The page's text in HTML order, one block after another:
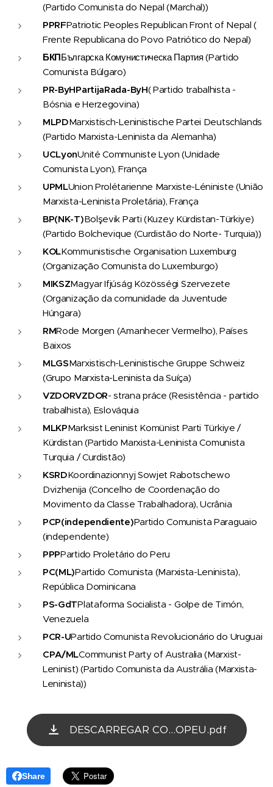
(Partido Comunista do Nepal (Marchal))
PPRFPatriotic Peoples Republican Front of Nepal (
Frente Republicana do Povo Patriótico do Nepal)
БКПБългарска Комунистическа Партия (Partido
Comunista Búlgaro)
PR-ByHPartijaRada-ByH( Partido trabalhista -
Bósnia e Herzegovina)
MLPDMarxistisch-Leninistische Partei Deutschlands
(Partido Marxista-Leninista da Alemanha)
UCLyonUnité Communiste Lyon (Unidade
Comunista Lyon), França
UPMLUnion Prolétarienne Marxiste-Léniniste (União
Marxista-Leninista Proletária), França
BP(NK-T)Bolşevik Parti (Kuzey Kürdistan-Türkiye)
(Partido Bolchevique (Curdistão do Norte- Turquia))
KOLKommunistische Organisation Luxemburg
(Organização Comunista do Luxemburgo)
MIKSZMagyar Ifjúság Közösségi Szervezete
(Organização da comunidade da Juventude
Húngara)
RMRode Morgen (Amanhecer Vermelho), Países
Baixos
MLGSMarxistisch-Leninistische Gruppe Schweiz
(Grupo Marxista-Leninista da Suíça)
VZDORVZDOR- strana práce (Resistência - partido
trabalhista), Eslováquia
MLKPMarksist Leninist Komünist Parti Türkiye /
Kürdistan (Partido Marxista-Leninista Comunista
Turquia / Curdistão)
KSRDKoordinazionnyj Sowjet Rabotschewo
Dvizhenija (Concelho de Coordenação do
Movimento da Classe Trabalhadora), Ucrânia
PCP(independiente)Partido Comunista Paraguaio
(independente)
PPPPartido Proletário do Peru
PC(ML)Partido Comunista (Marxista-Leninista),
República Dominicana
PS-GdTPlataforma Socialista - Golpe de Timón,
Venezuela
PCR-UPartido Comunista Revolucionário do Uruguai
CPA/MLCommunist Party of Australia (Marxist-
Leninist) (Partido Comunista da Austrália (Marxista-
Leninista))
DESCARREGAR CO...OPEU.pdf
Share